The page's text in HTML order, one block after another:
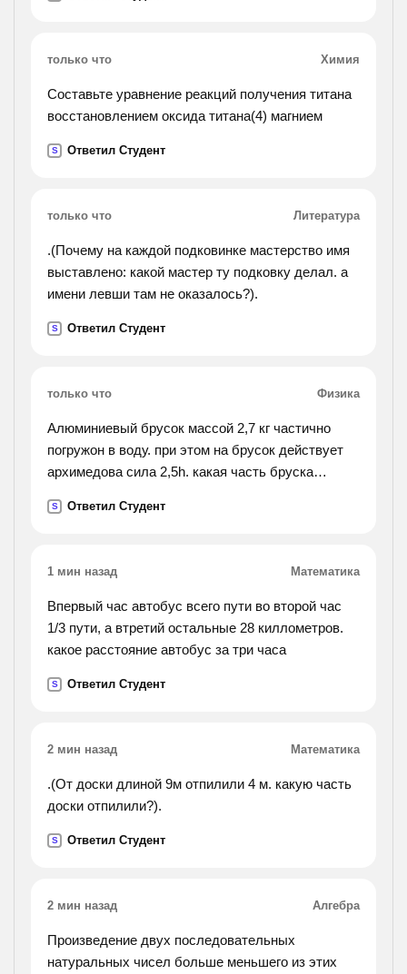
только что Химия
Составьте уравнение реакций получения титана
восстановлением оксида титана(4) магнием
S Ответил Студент
только что Литература
.(Почему на каждой подковинке мастерство имя
выставлено: какой мастер ту подковку делал. а
имени левши там не оказалось?).
S Ответил Студент
только что Физика
Алюминиевый брусок массой 2,7 кг частично
погружон в воду. при этом на брусок действует
архимедова сила 2,5h. какая часть бруска
S Ответил Студент
1 мин назад Математика
Впервый час автобус всего пути во второй час
1/3 пути, а втретий остальные 28 киллометров.
какое расстояние автобус за три часа
S Ответил Студент
2 мин назад Математика
.(От доски длиной 9м отпилили 4 м. какую часть
доски отпилили?).
S Ответил Студент
2 мин назад Алгебра
Произведение двух последовательных
натуральных чисел больше меньшего из этих